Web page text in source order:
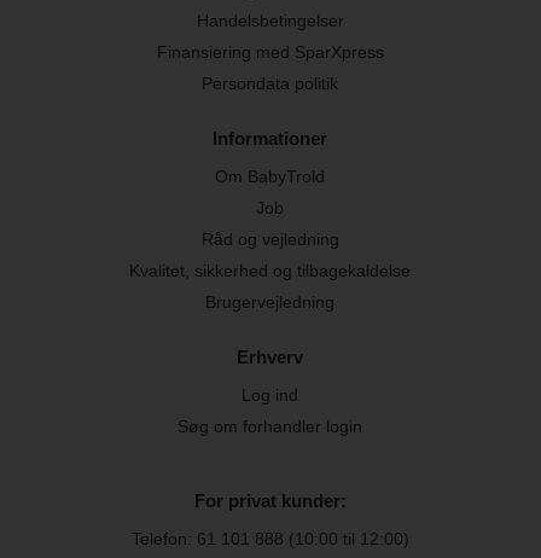
Handelsbetingelser
Finansiering med SparXpress
Persondata politik
Informationer
Om BabyTrold
Job
Råd og vejledning
Kvalitet, sikkerhed og tilbagekaldelse
Brugervejledning
Erhverv
Log ind
Søg om forhandler login
For privat kunder:
Telefon: 61 101 888 (10:00 til 12:00)